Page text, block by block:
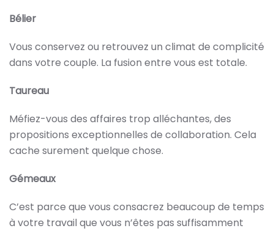
Bélier
Vous conservez ou retrouvez un climat de complicité
dans votre couple. La fusion entre vous est totale.
Taureau
Méfiez-vous des affaires trop alléchantes, des
propositions exceptionnelles de collaboration. Cela
cache surement quelque chose.
Gémeaux
C’est parce que vous consacrez beaucoup de temps
à votre travail que vous n’êtes pas suffisamment